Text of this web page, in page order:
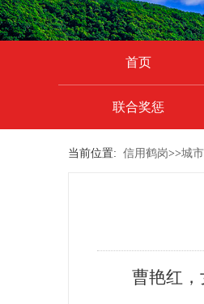
首页
联合奖惩
当前位置: 信用鹤岗>>城
曹艳红，